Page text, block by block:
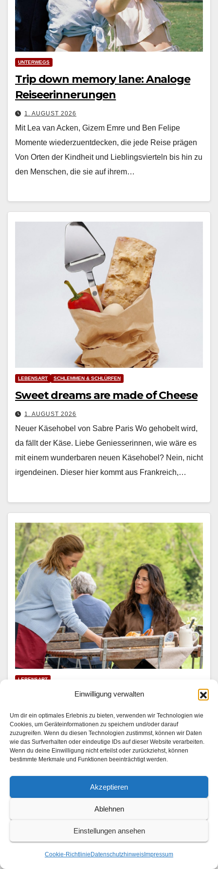
Einwilligung verwalten
Um dir ein optimales Erlebnis zu bieten, verwenden wir Technologien wie
Cookies, um Geräteinformationen zu speichern und/oder darauf
zuzugreifen. Wenn du diesen Technologien zustimmst, können wir Daten
wie das Surfverhalten oder eindeutige IDs auf dieser Website verarbeiten.
Wenn du deine Einwilligung nicht erteilst oder zurückziehst, können
bestimmte Merkmale und Funktionen beeinträchtigt werden.
Akzeptieren
Ablehnen
Einstellungen ansehen
Cookie-Richtlinie Datenschutzhinweis Impressum
UNTERWEGS
Trip down memory lane: Analoge
Reiseerinnerungen
1. AUGUST 2026
Mit Lea van Acken, Gizem Emre und Ben Felipe
Momente wiederzuentdecken, die jede Reise prägen
Von Orten der Kind­heit und Lieblingsvierteln bis hin zu
den Men­schen, die sie auf ihrem…
LEBENSART SCHLEMMEN & SCHLÜRFEN
Sweet dreams are made of Cheese
1. AUGUST 2026
Neuer Käsehobel von Sabre Paris Wo geho­belt wird,
da fällt der Käse. Liebe Geniesserin­nen, wie wäre es
mit einem wun­der­baren neuen Käse­ho­bel? Nein, nicht
irgen­deinen. Dieser hier kommt aus Frankre­ich,…
LEBENSART
Mariella Ahrens wird Hotelkritikerin
31. JULI 2026
In “Die Landarztpraxis — Team Sonnenhof” | SAT.1 am
3. und 4. August 2026 Im Son­nen­hof checkt ein ganz
beson­der­er Gast ein: Mariel­la Ahrens (“GZSZ”, “Der